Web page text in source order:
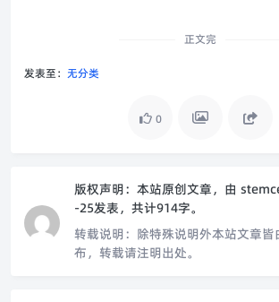
正文完
发表至： 无分类
0
版权声明： 本站原创文章，由
-25发表，共计914字。
转载说明： 除特殊说明外本站文章皆
布，转载请注明出处。